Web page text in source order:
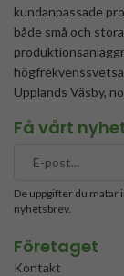
kundanpassade
både små och
Upplands Väsby,
Få vårt
De uppgifter du matar
nyhetsbrev.
Företaget
Kontakt